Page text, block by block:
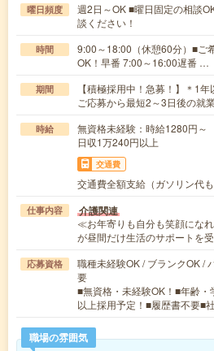
曜日頻度
週2日～OK ■曜日固定の相談
談ください！
時間
9:00～18:00（休憩60分）■ご
OK！早番 7:00～16:00遅番 …
期間
【積極採用中！急募！】＊1
ご応募から最短2～3日後の就
時給
無資格未経験：時給1280円
日収1万240円以上
交通費
交通費全額支給（ガソリン代も
仕事内容 介護関連
≪お年寄りも自分も笑顔にな
が昼間だけ生活のサポートを
応募資格
職種未経験OK / ブランクOK /
要
■無資格・未経験OK！■年齢
以上採用予定！■履歴書不要■
職場の雰囲気